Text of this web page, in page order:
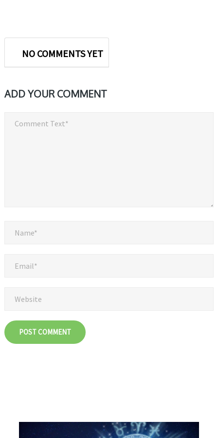
NO COMMENTS YET
ADD YOUR COMMENT